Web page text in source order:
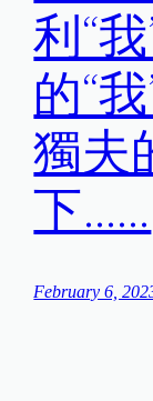
利“
的“
獨夫
下……
February 6,